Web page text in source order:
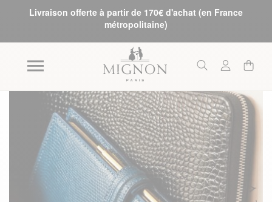
Livraison offerte à partir de 170€ d'achat (en France
métropolitaine)